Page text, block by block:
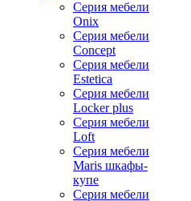
Серия мебели
Onix
Серия мебели
Concept
Серия мебели
Estetica
Серия мебели
Locker plus
Серия мебели
Loft
Серия мебели
Maris шкафы-
купе
Серия мебели